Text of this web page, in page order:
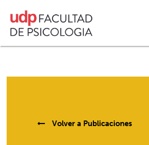
Volver a Publicaciones